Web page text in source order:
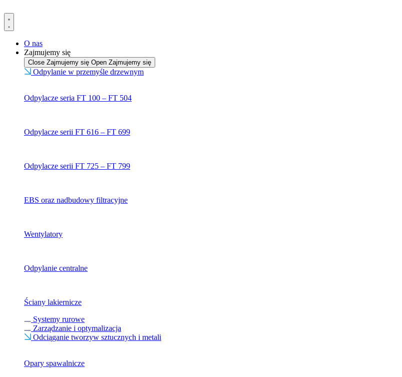
do
treści
O nas
Zajmujemy się
Close Zajmujemy się Open Zajmujemy się
Odpylanie w przemyśle drzewnym
Odpylacze seria FT 100 – FT 504
Odpylacze serii FT 616 – FT 699
Odpylacze serii FT 725 – FT 799
EBS oraz nadbudowy filtracyjne
Wentylatory
Odpylanie centralne
Ściany lakiernicze
Systemy rurowe
Zarządzanie i optymalizacja
Odciąganie tworzyw sztucznych i metali
Opary spawalnicze